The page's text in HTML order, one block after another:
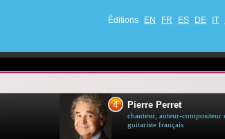
Éditions EN FR ES DE IT
4 Pierre Perret
chanteur, auteur-compositeur
guitariste français